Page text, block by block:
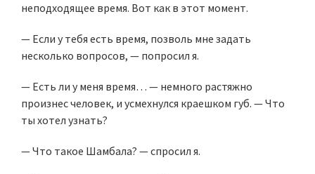
неподходящее время. Вот как в этот момент.
— Если у тебя есть время, позволь мне задать
несколько вопросов, — попросил я.
— Есть ли у меня время… — немного растяжно
произнес человек, и усмехнулся краешком губ. — Что
ты хотел узнать?
— Что такое Шамбала? — спросил я.